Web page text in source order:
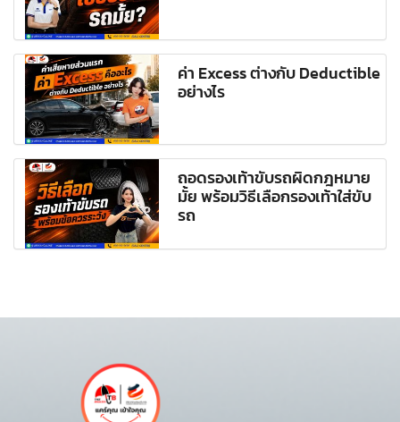
ค่า Excess ต่างกับ Deductible
อย่างไร
ถอดรองเท้าขับรถผิดกฎหมาย
มั้ย พร้อมวิธีเลือกรองเท้าใส่ขับ
รถ